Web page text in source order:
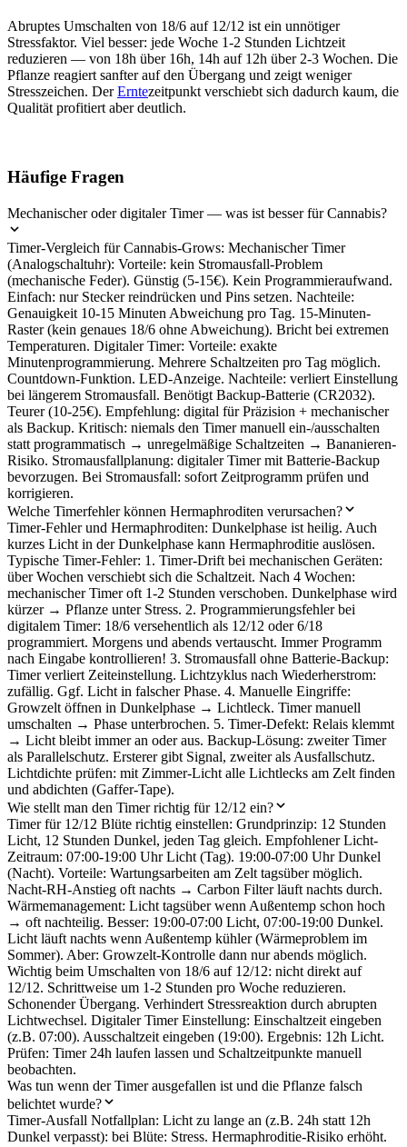
Abruptes Umschalten von 18/6 auf 12/12 ist ein unnötiger
Stressfaktor. Viel besser: jede Woche 1-2 Stunden Lichtzeit
reduzieren — von 18h über 16h, 14h auf 12h über 2-3 Wochen. Die
Pflanze reagiert sanfter auf den Übergang und zeigt weniger
Stresszeichen. DerErntezeitpunkt verschiebt sich dadurch kaum, die
Qualität profitiert aber deutlich.
Häufige Fragen
Mechanischer oder digitaler Timer — was ist besser für Cannabis?
Timer-Vergleich für Cannabis-Grows: Mechanischer Timer
(Analogschaltuhr): Vorteile: kein Stromausfall-Problem
(mechanische Feder). Günstig (5-15€). Kein Programmieraufwand.
Einfach: nur Stecker reindrücken und Pins setzen. Nachteile:
Genauigkeit 10-15 Minuten Abweichung pro Tag. 15-Minuten-
Raster (kein genaues 18/6 ohne Abweichung). Bricht bei extremen
Temperaturen. Digitaler Timer: Vorteile: exakte
Minutenprogrammierung. Mehrere Schaltzeiten pro Tag möglich.
Countdown-Funktion. LED-Anzeige. Nachteile: verliert Einstellung
bei längerem Stromausfall. Benötigt Backup-Batterie (CR2032).
Teurer (10-25€). Empfehlung: digital für Präzision + mechanischer
als Backup. Kritisch: niemals den Timer manuell ein-/ausschalten
statt programmatisch → unregelmäßige Schaltzeiten → Bananieren-
Risiko. Stromausfallplanung: digitaler Timer mit Batterie-Backup
bevorzugen. Bei Stromausfall: sofort Zeitprogramm prüfen und
korrigieren.
Welche Timerfehler können Hermaphroditen verursachen?
Timer-Fehler und Hermaphroditen: Dunkelphase ist heilig. Auch
kurzes Licht in der Dunkelphase kann Hermaphroditie auslösen.
Typische Timer-Fehler: 1. Timer-Drift bei mechanischen Geräten:
über Wochen verschiebt sich die Schaltzeit. Nach 4 Wochen:
mechanischer Timer oft 1-2 Stunden verschoben. Dunkelphase wird
kürzer → Pflanze unter Stress. 2. Programmierungsfehler bei
digitalem Timer: 18/6 versehentlich als 12/12 oder 6/18
programmiert. Morgens und abends vertauscht. Immer Programm
nach Eingabe kontrollieren! 3. Stromausfall ohne Batterie-Backup:
Timer verliert Zeiteinstellung. Lichtzyklus nach Wiederherstrom:
zufällig. Ggf. Licht in falscher Phase. 4. Manuelle Eingriffe:
Growzelt öffnen in Dunkelphase → Lichtleck. Timer manuell
umschalten → Phase unterbrochen. 5. Timer-Defekt: Relais klemmt
→ Licht bleibt immer an oder aus. Backup-Lösung: zweiter Timer
als Parallelschutz. Ersterer gibt Signal, zweiter als Ausfallschutz.
Lichtdichte prüfen: mit Zimmer-Licht alle Lichtlecks am Zelt finden
und abdichten (Gaffer-Tape).
Wie stellt man den Timer richtig für 12/12 ein?
Timer für 12/12 Blüte richtig einstellen: Grundprinzip: 12 Stunden
Licht, 12 Stunden Dunkel, jeden Tag gleich. Empfohlener Licht-
Zeitraum: 07:00-19:00 Uhr Licht (Tag). 19:00-07:00 Uhr Dunkel
(Nacht). Vorteile: Wartungsarbeiten am Zelt tagsüber möglich.
Nacht-RH-Anstieg oft nachts → Carbon Filter läuft nachts durch.
Wärmemanagement: Licht tagsüber wenn Außentemp schon hoch
→ oft nachteilig. Besser: 19:00-07:00 Licht, 07:00-19:00 Dunkel.
Licht läuft nachts wenn Außentemp kühler (Wärmeproblem im
Sommer). Aber: Growzelt-Kontrolle dann nur abends möglich.
Wichtig beim Umschalten von 18/6 auf 12/12: nicht direkt auf
12/12. Schrittweise um 1-2 Stunden pro Woche reduzieren.
Schonender Übergang. Verhindert Stressreaktion durch abrupten
Lichtwechsel. Digitaler Timer Einstellung: Einschaltzeit eingeben
(z.B. 07:00). Ausschaltzeit eingeben (19:00). Ergebnis: 12h Licht.
Prüfen: Timer 24h laufen lassen und Schaltzeitpunkte manuell
beobachten.
Was tun wenn der Timer ausgefallen ist und die Pflanze falsch
belichtet wurde?
Timer-Ausfall Notfallplan: Licht zu lange an (z.B. 24h statt 12h
Dunkel verpasst): bei Blüte: Stress. Hermaphroditie-Risiko erhöht.